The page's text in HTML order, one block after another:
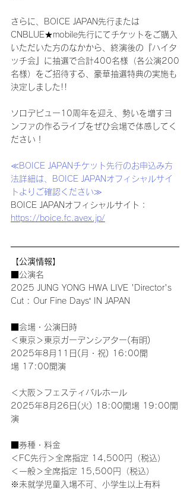
さらに、BOICE JAPAN先行または
CNBLUE★mobile先行にてチケットをご購入
いただいた方のなかから、終演後の『ハイタ
ッチ会』に抽選で合計400名様（各公演200
名様）をご招待する、豪華抽選特典の実施も
決定しました!!
ソロデビュー10周年を迎え、勢いを増すヨ
ンファの作るライブをぜひ会場で体感してく
ださい！
≪BOICE JAPANチケット先行のお申込み方
法詳細は、BOICE JAPANオフィシャルサイ
トよりご確認ください≫
BOICE JAPANオフィシャルサイト：
https://boice.fc.avex.jp/
【公演情報】
■公演名
2025 JUNG YONG HWA LIVE 'Director's
Cut : Our Fine Days‘ IN JAPAN
■会場・公演日時
＜東京＞東京ガーデンシアター(有明)
2025年8月11日(月・祝) 16:00開
場 17:00開演
＜大阪＞フェスティバルホール
2025年8月26日(火) 18:00開場 19:00開
演
■券種・料金
＜FC先行＞全席指定 14,500円（税込）
＜一般＞全席指定 15,500円（税込）
※未就学児童入場不可、小学生以上有料